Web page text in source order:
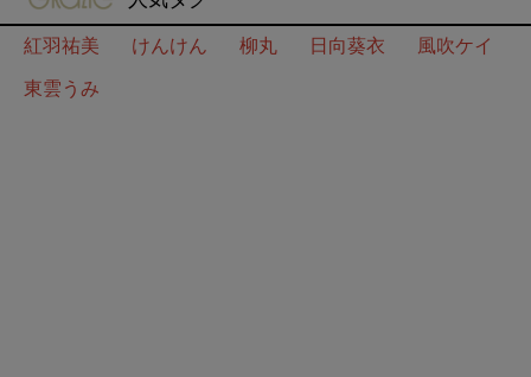
紅羽祐美
けんけん 柳丸 日向葵衣
風吹ケイ
東雲うみ